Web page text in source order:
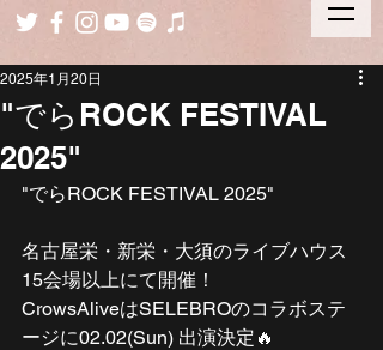
"でらROCK FESTIVAL
2025"
2025年1月20日
"でらROCK FESTIVAL 2025"
名古屋栄・新栄・大須のライブハウス
15会場以上にて開催！
CrowsAliveはSELEBROのコラボステ
ージに02.02(Sun) 出演決定🔥